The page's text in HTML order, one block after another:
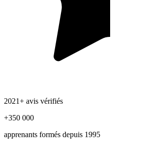
2021+ avis vérifiés
+350 000
apprenants formés depuis 1995